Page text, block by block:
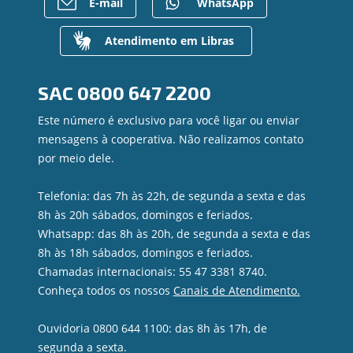
Gerenciar Cookies
Para empresas
Regularização de dívidas
Valores a Receber
Contato
Ouvidoria
Atendimento em Libras
SAC 0800 647 2200
Este número é exclusivo para você ligar ou enviar
mensagens à cooperativa. Não realizamos contato
por meio dele.
Telefonia: das 7h às 22h, de segunda a sexta e das
8h às 20h sábados, domingos e feriados.
Whatsapp: das 8h às 20h, de segunda a sexta e das
8h às 18h sábados, domingos e feriados.
Chamadas internacionais: 55 47 3381 8740.
Conheça todos os nossos Canais de Atendimento.
Ouvidoria 0800 644 1100: das 8h às 17h, de
segunda a sexta.